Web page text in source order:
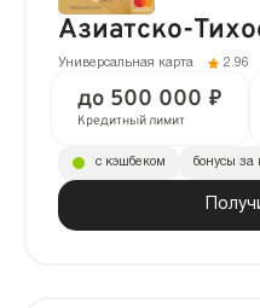
Азиатско-
Универсальная карта 2.96
до 500 000 ₽
Кредитный лимит
с кэшбеком бонусы за